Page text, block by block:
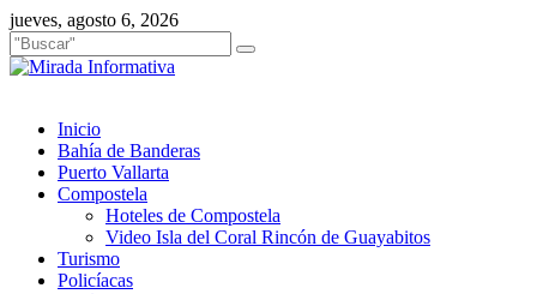
Saltar
al
contenido
jueves, agosto 6, 2026
Inicio
Bahía de Banderas
Puerto Vallarta
Compostela
Hoteles de Compostela
Video Isla del Coral Rincón de Guayabitos
Turismo
Policíacas